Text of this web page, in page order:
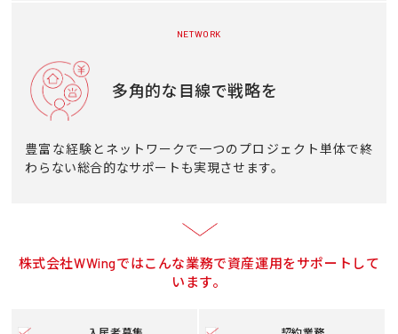
NETWORK
多角的な目線で戦略を
豊富な経験とネットワークで一つのプロジェクト単体で終
わらない総合的なサポートも実現させます。
株式会社WWingではこんな業務で資産運用をサポートして
います。